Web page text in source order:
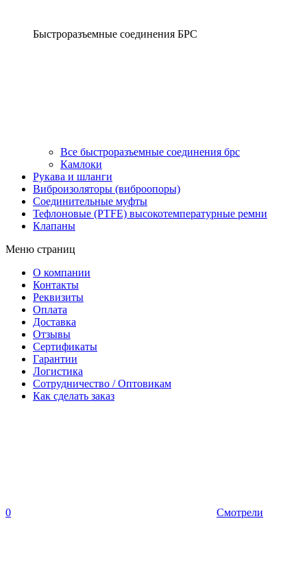
Быстроразъемные соединения БРС
Все быстроразъемные соединения брс
Камлоки
Рукава и шланги
Виброизоляторы (виброопоры)
Соединительные муфты
Тефлоновые (PTFE) высокотемпературные ремни
Клапаны
Меню страниц
О компании
Контакты
Реквизиты
Оплата
Доставка
Отзывы
Сертификаты
Гарантии
Логистика
Сотрудничество / Оптовикам
Как сделать заказ
0 Смотрели